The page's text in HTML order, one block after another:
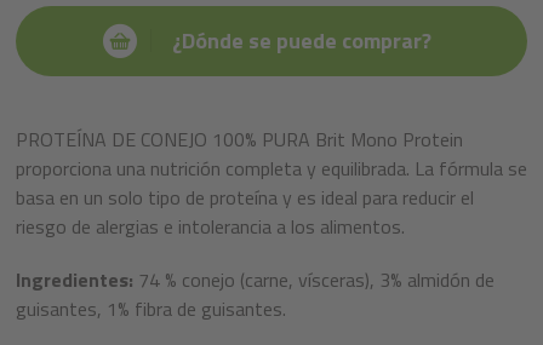
¿Dónde se puede comprar?
PROTEÍNA DE CONEJO 100% PURA Brit Mono Protein
proporciona una nutrición completa y equilibrada. La fórmula se
basa en un solo tipo de proteína y es ideal para reducir el
riesgo de alergias e intolerancia a los alimentos.
Ingredientes: 74 % conejo (carne, vísceras), 3% almidón de
guisantes, 1% fibra de guisantes.